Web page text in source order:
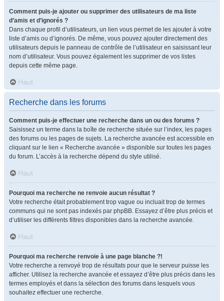
Comment puis-je ajouter ou supprimer des utilisateurs de ma liste
d’amis et d’ignorés ?
Dans chaque profil d’utilisateurs, un lien vous permet de les ajouter à votre
liste d’amis ou d’ignorés. De même, vous pouvez ajouter directement des
utilisateurs depuis le panneau de contrôle de l’utilisateur en saisissant leur
nom d’utilisateur. Vous pouvez également les supprimer de vos listes
depuis cette même page.
Haut
Recherche dans les forums
Comment puis-je effectuer une recherche dans un ou des forums ?
Saisissez un terme dans la boîte de recherche située sur l’index, les pages
des forums ou les pages de sujets. La recherche avancée est accessible en
cliquant sur le lien « Recherche avancée » disponible sur toutes les pages
du forum. L’accès à la recherche dépend du style utilisé.
Haut
Pourquoi ma recherche ne renvoie aucun résultat ?
Votre recherche était probablement trop vague ou incluait trop de termes
communs qui ne sont pas indexés par phpBB. Essayez d’être plus précis et
d’utiliser les différents filtres disponibles dans la recherche avancée.
Haut
Pourquoi ma recherche renvoie à une page blanche ?!
Votre recherche a renvoyé trop de résultats pour que le serveur puisse les
afficher. Utilisez la recherche avancée et essayez d’être plus précis dans les
termes employés et dans la sélection des forums dans lesquels vous
souhaitez effectuer une recherche.